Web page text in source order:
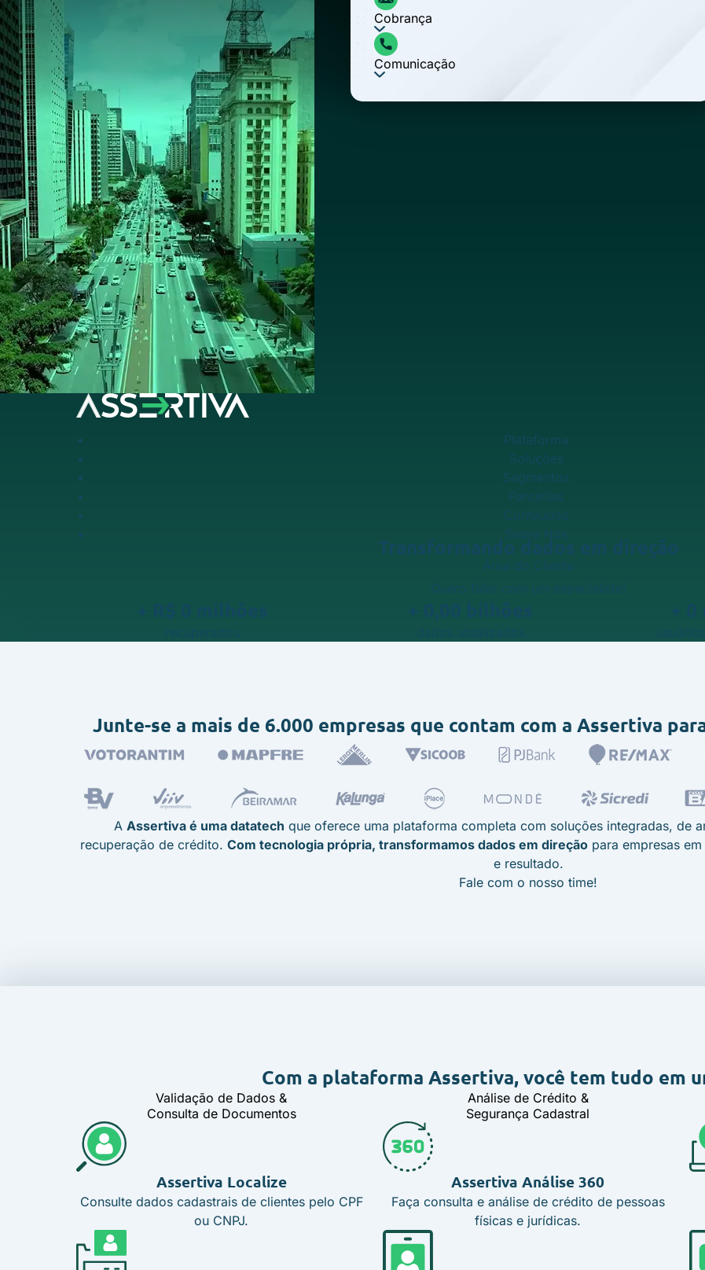
Cobrança
Comunicação
Plataforma
Soluções
Segmentos
Parcerias
Conteúdos
Sobre Nós
Área do Cliente
Transformando dados em direção
Quero falar com um especialista!
+ R$ 0 milhões + 0,00 bilhões + 0
Junte-se a mais de 6.000 empresas que contam com a Assertiva
A Assertiva é uma datatech que oferece uma plataforma completa com soluções integradas, de
recuperação de crédito. Com tecnologia própria, transformamos dados em direção para empresas
e resultado.
Fale com o nosso time!
Com a plataforma Assertiva,você tem tudo em
Validação de Dados &
Consulta de Documentos
Assertiva Localize
Consulte dados cadastrais de clientes pelo CPF
ou CNPJ.
Análise de Crédito &
Segurança Cadastral
Assertiva Análise 360
Faça consulta e análise de crédito de pessoas
físicas e jurídicas.